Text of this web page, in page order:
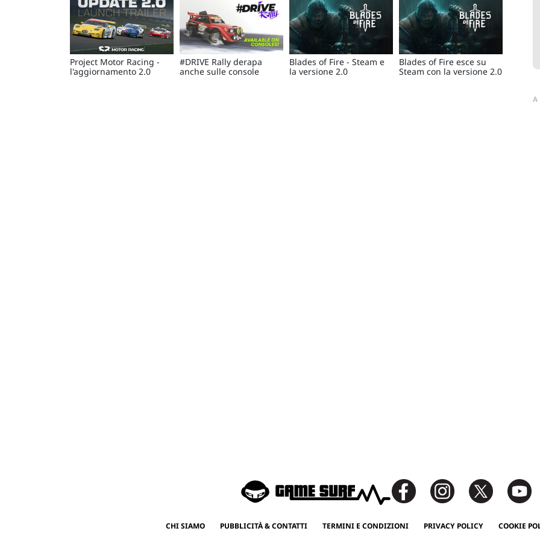
Project Motor Racing -
l'aggiornamento 2.0
#DRIVE Rally derapa
anche sulle console
Blades of Fire - Steam e
la versione 2.0
Blades of Fire esce su
Steam con la versione 2.0
CHI SIAMO PUBBLICITÀ & CONTATTI TERMINI E CONDIZIONI PRIVACY POLICY COOKIE